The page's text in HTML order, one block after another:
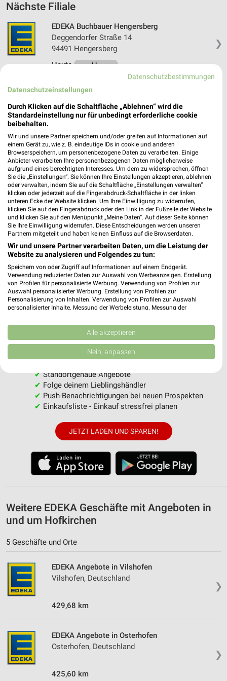
Nächste Filiale
❯
EDEKA Buchbauer Hengersberg
Deggendorfer Straße 14
94491 Hengersberg
Heute geschlossen
417,18 km • Angebote: 1 Prospekt
Angebote-Kalender für EDEKA in
Hofkirchen und Umgebung
Aug.
03Mo 04Di 05 Mi 06Do 07 Fr
MEHR PROSPEKTE
weekli - Prospekte & Angebote App
Alle EDEKA Angebote immer griffbereit – mit der kostenlosen
weekli App für iOS & Android.
✔Standortgenaue Angebote
✔ Folge deinem Lieblingshändler
✔ Push-Benachrichtigungen bei neuen Prospekten
✔ Einkaufsliste - Einkauf stressfrei planen
JETZT LADEN UND SPAREN!
Weitere EDEKA Geschäfte mit Angeboten in
und um Hofkirchen
5 Geschäfte und Orte
❯
EDEKA Angebote in Vilshofen
Vilshofen, Deutschland
429,68 km
❯
EDEKA Angebote in Osterhofen
Osterhofen, Deutschland
425,60 km
Datenschutzbestimmungen
Datenschutzeinstellungen
Durch Klicken auf die Schaltfläche „Ablehnen“ wird die
Standardeinstellung nur für unbedingt erforderliche cookie
beibehalten.
Wir und unsere Partner speichern und/oder greifen auf Informationen auf
einem Gerät zu, wie z. B. eindeutige IDs in cookie und anderen
Browserspeichern, um personenbezogene Daten zu verarbeiten. Einige
Anbieter verarbeiten Ihre personenbezogenen Daten möglicherweise
aufgrund eines berechtigten Interesses. Um dem zu widersprechen, öffnen
Sie die „Einstellungen“. Sie können Ihre Einstellungen akzeptieren, ablehnen
oder verwalten, indem Sie auf die Schaltfläche „Einstellungen verwalten“
klicken oder jederzeit auf die Fingerabdruck-Schaltfläche in der linken
unteren Ecke der Website klicken. Um Ihre Einwilligung zu widerrufen,
klicken Sie auf den Fingerabdruck oder den Link in der Fußzeile der Website
und klicken Sie auf den Menüpunkt „Meine Daten“. Auf dieser Seite können
Sie Ihre Einwilligung widerrufen. Diese Entscheidungen werden unseren
Partnern mitgeteilt und haben keinen Einfluss auf die Browserdaten.
Wir und unsere Partner verarbeiten Daten, um die Leistung der
Website zu analysieren und Folgendes zu tun:
Speichern von oder Zugriff auf Informationen auf einem Endgerät.
Verwendung reduzierter Daten zur Auswahl von Werbeanzeigen. Erstellung
von Profilen für personalisierte Werbung. Verwendung von Profilen zur
Auswahl personalisierter Werbung. Erstellung von Profilen zur
Personalisierung von Inhalten. Verwendung von Profilen zur Auswahl
personalisierter Inhalte. Messung der Werbeleistung. Messung der
Kombinationen von Daten aus verschiedenen Quellen. Entwicklung und
Verbesserung der Angebote. Verwendung reduzierter Daten zur Auswahl
von Inhalten.
Daten können außerhalb der Europäischen Union weitergegeben und in die
Website/App.
Partnerliste anzeigen (1 IAB-Anbieter)
Wir nutzen Ihre Daten für folgende Zwecke:
Speichern von oder Zugriff auf Informationen
auf einem Endgerät
Verwendung reduzierter Daten zur Auswahl von
Werbeanzeigen
Verwendung von Profilen zur Auswahl
personalisierter Werbung
Erstellung von Profilen zur Personalisierung
Verwendung von Profilen zur Auswahl
personalisierter Inhalte
Messung der Werbeleistung
Analyse von Zielgruppen durch Statistiken oder
Kombinationen von Daten aus verschiedenen
Quellen
Alle akzeptieren
Nein, anpassen